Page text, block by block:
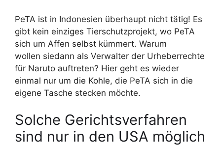
PeTA ist in Indonesien überhaupt nicht tätig! Es
gibt kein einziges Tierschutzprojekt, wo PeTA
sich um Affen selbst kümmert. Warum
wollen siedann als Verwalter der Urheberrechte
für Naruto auftreten? Hier geht es wieder
einmal nur um die Kohle, die PeTA sich in die
eigene Tasche stecken möchte.
Solche Gerichtsverfahren
sind nur in den USA möglich